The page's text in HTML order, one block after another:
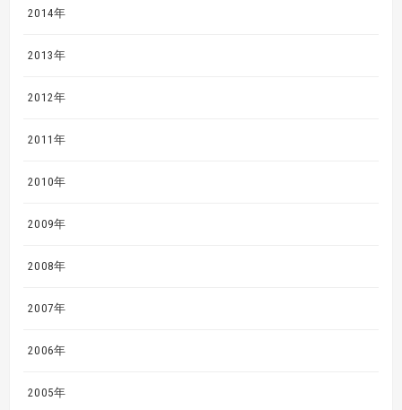
2014年
2013年
2012年
2011年
2010年
2009年
2008年
2007年
2006年
2005年